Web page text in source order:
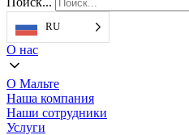
RU
О нас
О Мальте
Наша компания
Наши сотрудники
Услуги